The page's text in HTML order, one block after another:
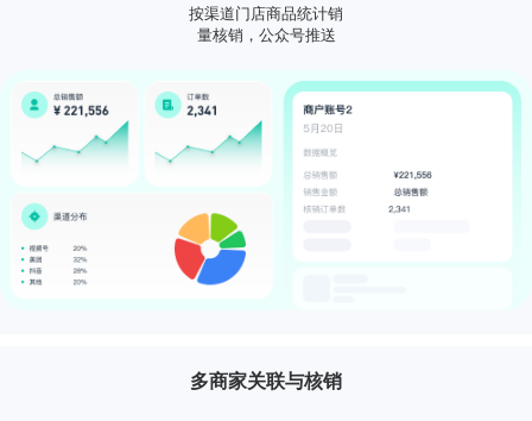
按渠道门店商品统计销
量核销，公众号推送
多商家关联与核销